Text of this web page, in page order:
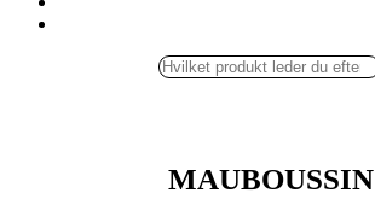
MAUBOUSSIN